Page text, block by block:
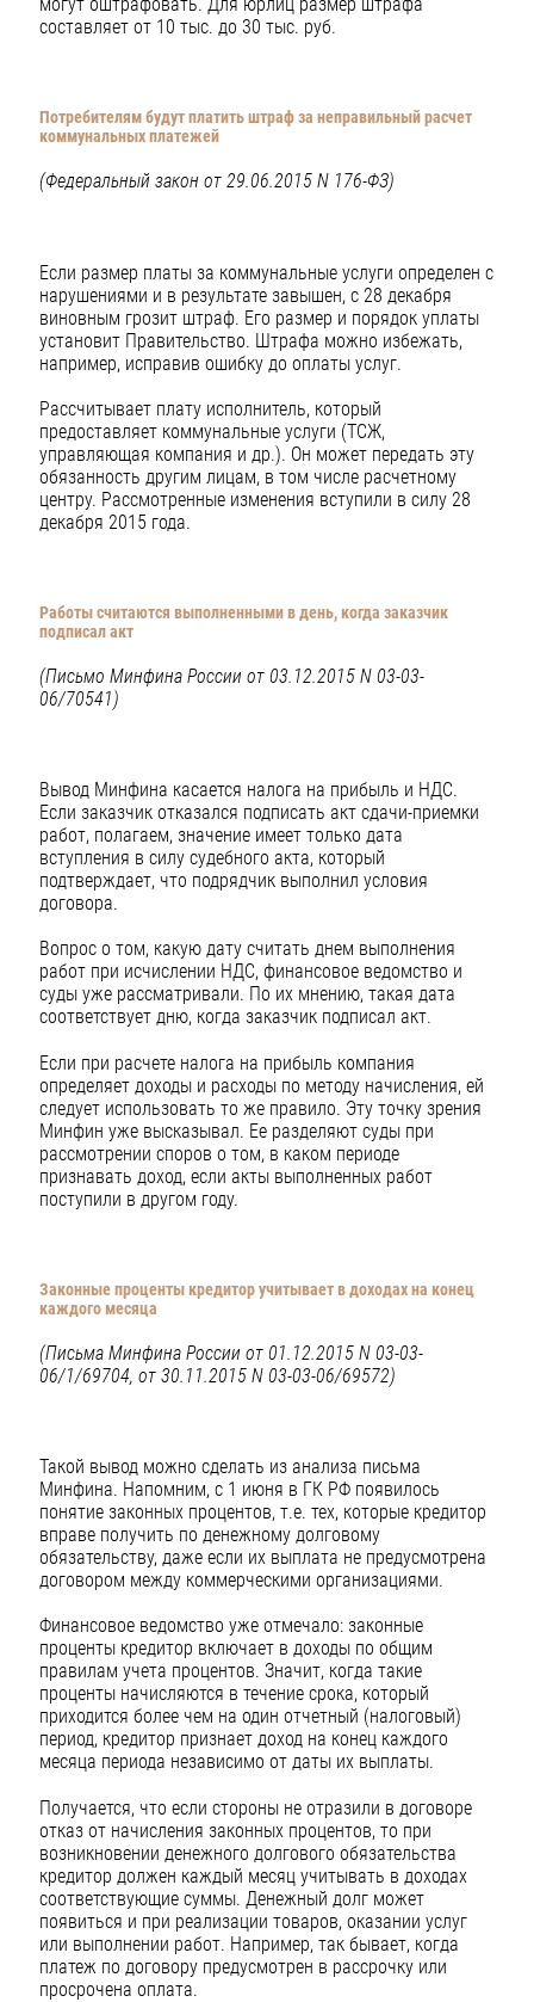
составляет от 10 тыс. до 30 тыс. руб.
Потребителям будут платить штраф за неправильный расчет
коммунальных платежей
(Федеральный закон от 29.06.2015 N 176-ФЗ)
Если размер платы за коммунальные услуги определен с
нарушениями и в результате завышен, с 28 декабря
виновным грозит штраф. Его размер и порядок уплаты
установит Правительство. Штрафа можно избежать,
например, исправив ошибку до оплаты услуг.
Рассчитывает плату исполнитель, который
предоставляет коммунальные услуги (ТСЖ,
управляющая компания и др.). Он может передать эту
обязанность другим лицам, в том числе расчетному
центру. Рассмотренные изменения вступили в силу 28
декабря 2015 года.
Работы считаются выполненными в день, когда заказчик
подписал акт
(Письмо Минфина России от 03.12.2015 N 03-03-
06/70541)
Вывод Минфина касается налога на прибыль и НДС.
Если заказчик отказался подписать акт сдачи-приемки
работ, полагаем, значение имеет только дата
вступления в силу судебного акта, который
подтверждает, что подрядчик выполнил условия
договора.
Вопрос о том, какую дату считать днем выполнения
работ при исчислении НДС, финансовое ведомство и
суды уже рассматривали. По их мнению, такая дата
соответствует дню, когда заказчик подписал акт.
Если при расчете налога на прибыль компания
определяет доходы и расходы по методу начисления, ей
следует использовать то же правило. Эту точку зрения
Минфин уже высказывал. Ее разделяют суды при
рассмотрении споров о том, в каком периоде
признавать доход, если акты выполненных работ
поступили в другом году.
Законные проценты кредитор учитывает в доходах на конец
каждого месяца
(Письма Минфина России от 01.12.2015 N 03-03-
06/1/69704, от 30.11.2015 N 03-03-06/69572)
Такой вывод можно сделать из анализа письма
Минфина. Напомним, с 1 июня в ГК РФ появилось
понятие законных процентов, т.е. тех, которые кредитор
вправе получить по денежному долговому
обязательству, даже если их выплата не предусмотрена
договором между коммерческими организациями.
Финансовое ведомство уже отмечало: законные
проценты кредитор включает в доходы по общим
правилам учета процентов. Значит, когда такие
проценты начисляются в течение срока, который
приходится более чем на один отчетный (налоговый)
период, кредитор признает доход на конец каждого
месяца периода независимо от даты их выплаты.
Получается, что если стороны не отразили в договоре
отказ от начисления законных процентов, то при
возникновении денежного долгового обязательства
кредитор должен каждый месяц учитывать в доходах
соответствующие суммы. Денежный долг может
появиться и при реализации товаров, оказании услуг
или выполнении работ. Например, так бывает, когда
платеж по договору предусмотрен в рассрочку или
просрочена оплата.